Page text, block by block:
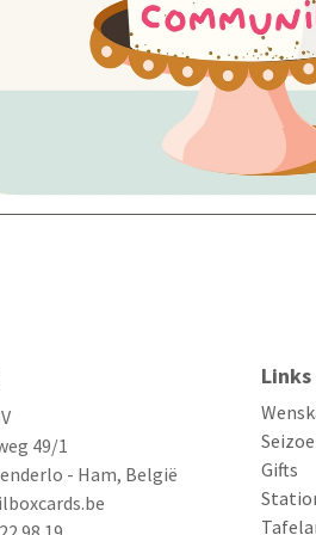
49/1
- Ham, België
Links
Gifts